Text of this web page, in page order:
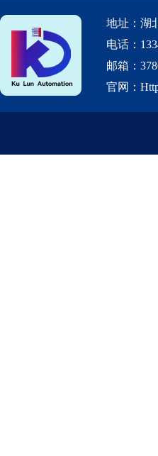
地址：湖
电话：
邮箱：
官网：